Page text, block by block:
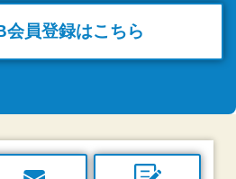
会員登録はこちら